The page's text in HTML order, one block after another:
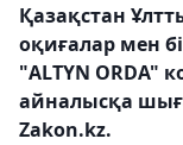
Қазақстан
оқиғалар мен
"ALTYN ORDA"
айналысқа
Zakon.kz.